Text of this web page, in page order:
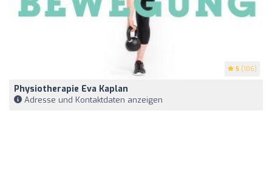
5 (106)
Physiotherapie Eva Kaplan
Adresse und Kontaktdaten anzeigen